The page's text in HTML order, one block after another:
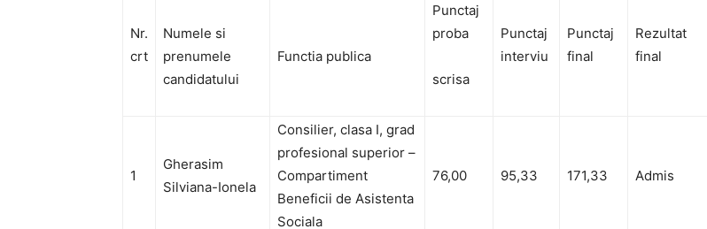
Nr.
crt
Numele si
prenumele
candidatului
Functia publica
Punctaj
proba
scrisa
Punctaj
interviu
Punctaj
final
Rezultat
final
1
Gherasim
Silviana-Ionela
Consilier, clasa I, grad
profesional superior –
Compartiment
Beneficii de Asistenta
Sociala
76,00 95,33 171,33 Admis